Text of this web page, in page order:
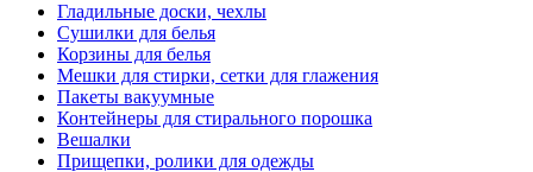
Гладильные доски, чехлы
Сушилки для белья
Корзины для белья
Мешки для стирки, сетки для глажения
Пакеты вакуумные
Контейнеры для стирального порошка
Вешалки
Прищепки, ролики для одежды